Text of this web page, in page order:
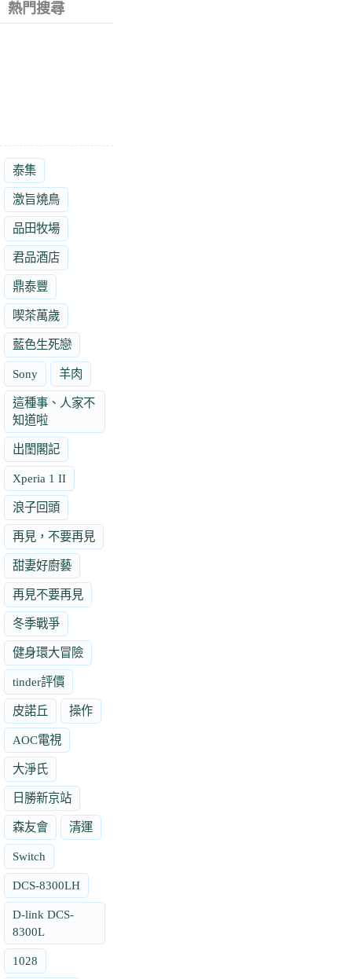
熱門搜尋
泰集
激旨燒鳥
品田牧場
君品酒店
鼎泰豐
喫茶萬歲
藍色生死戀
Sony 羊肉
這種事、人家不
知道啦
出閨閣記
Xperia 1 II
浪子回頭
再見，不要再見
甜妻好廚藝
再見不要再見
冬季戰爭
健身環大冒險
tinder評價
皮諾丘 操作
AOC電視
大淨氏
日勝新京站
森友會 清運
Switch
DCS-8300LH
D-link DCS-
8300L
1028